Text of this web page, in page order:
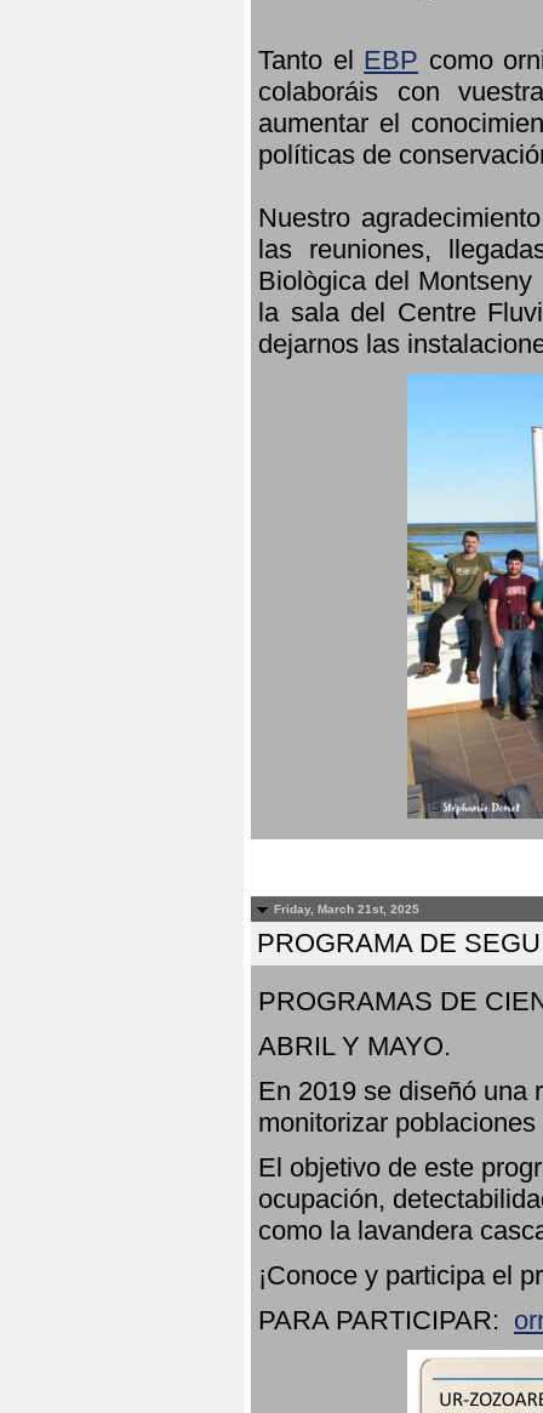
Tanto el EBP como
colaboráis con
aumentar el
políticas de
Nuestro
las reuniones,
Biològica del
la sala del Centre
dejarnos las
Friday, March 21st, 2025
PROGRAMA DE
PROGRAMAS DE
ABRIL Y MAYO.
En 2019 se diseñó una
monitorizar
El objetivo de este
ocupación,
como la lavandera
¡Conoce y participa el
PARA PARTICIPAR: